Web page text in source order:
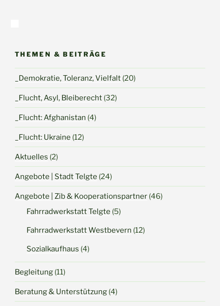
THEMEN & BEITRÄGE
_Demokratie, Toleranz, Vielfalt (20)
_Flucht, Asyl, Bleiberecht (32)
_Flucht: Afghanistan (4)
_Flucht: Ukraine (12)
Aktuelles (2)
Angebote | Stadt Telgte (24)
Angebote | Zib & Kooperationspartner (46)
Fahrradwerkstatt Telgte (5)
Fahrradwerkstatt Westbevern (12)
Sozialkaufhaus (4)
Begleitung (11)
Beratung & Unterstützung (4)